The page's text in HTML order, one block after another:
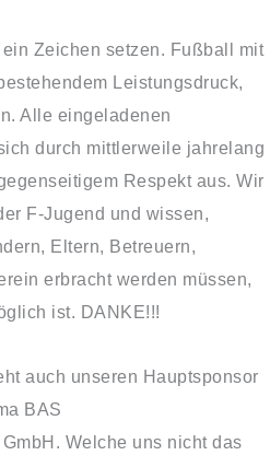
Zeichen setzen. Fußball mit
Leistungsdruck,
Alle eingeladenen
durch mittlerweile jahrelang
Respekt aus. Wir
F-Jugend und wissen,
Eltern, Betreuern,
erbracht werden müssen,
ist. DANKE!!!
auch unseren Hauptsponsor
BAS
Welche uns nicht das